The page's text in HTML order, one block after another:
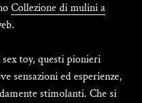
Collezione di mulini a
toy, questi pionieri
sensazioni ed esperienze,
stimolanti. Che si